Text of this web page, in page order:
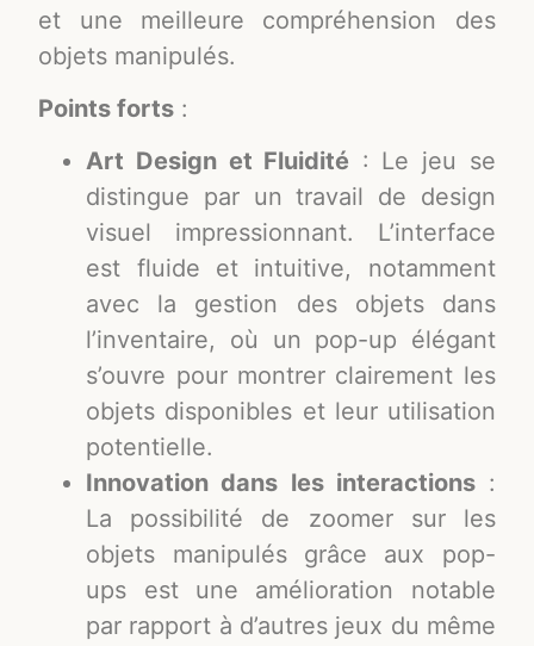
et une meilleure compréhension des
objets manipulés.
Points forts :
Art Design et Fluidité : Le jeu se
distingue par un travail de design
visuel impressionnant. L’interface
est fluide et intuitive, notamment
avec la gestion des objets dans
l’inventaire, où un pop-up élégant
s’ouvre pour montrer clairement les
objets disponibles et leur utilisation
potentielle.
Innovation dans les interactions:
La possibilité de zoomer sur les
objets manipulés grâce aux pop-
ups est une amélioration notable
par rapport à d’autres jeux du même